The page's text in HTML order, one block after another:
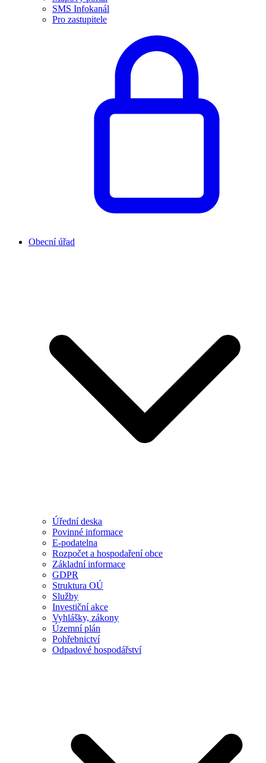
SMS Infokanál
Pro zastupitele
Obecní úřad
Úřední deska
Povinné informace
E-podatelna
Rozpočet a hospodaření obce
Základní informace
GDPR
Struktura OÚ
Služby
Investiční akce
Vyhlášky, zákony
Územní plán
Pohřebnictví
Odpadové hospodářství